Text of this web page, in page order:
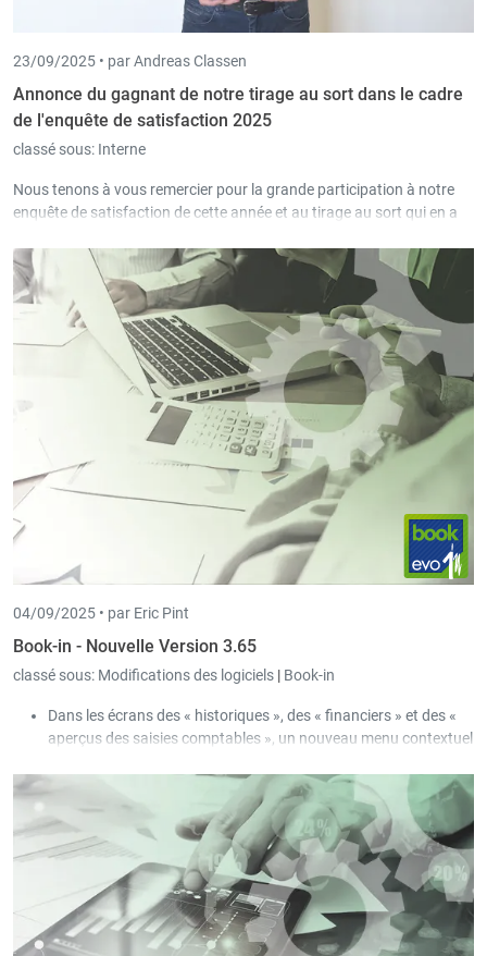
23/09/2025 • par Andreas Classen
Annonce du gagnant de notre tirage au sort dans le cadre
de l'enquête de satisfaction 2025
classé sous: Interne
Nous tenons à vous remercier pour la grande participation à notre
enquête de satisfaction de cette année et au tirage au sort qui en a
04/09/2025 • par Eric Pint
Book-in - Nouvelle Version 3.65
classé sous: Modifications des logiciels | Book-in
Dans les écrans des « historiques », des « financiers » et des «
aperçus des saisies comptables », un nouveau menu contextuel
d’ouvrir les documents apurés des écritures sélectionnées.
Une nouvelle impression standard « Grand livre détaillé des
comptes avec devises » a été ajoutée.
Pour les comptes bancaires des clients/fournisseurs, une
nouvelle case à cocher « Bloqué » a été ajoutée. Dans les écrans
de paiements (paiements fournisseurs / remboursements
clients), seuls les comptes non bloqués peuvent être
sélectionnés.